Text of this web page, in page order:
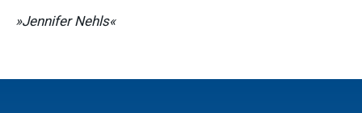
»Jennifer Nehls«